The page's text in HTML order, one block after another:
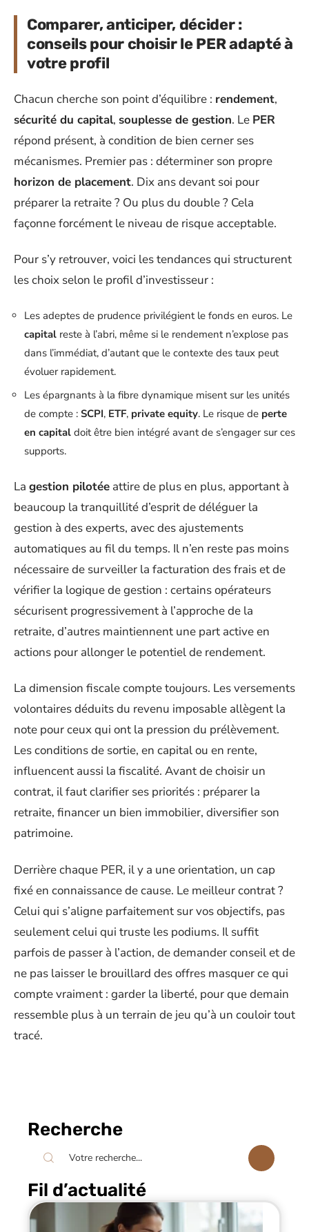
Comparer, anticiper, décider :
conseils pour choisir le PER adapté à
votre profil
Chacun cherche son point d’équilibre : rendement,
sécurité du capital, souplesse de gestion. Le PER
répond présent, à condition de bien cerner ses
mécanismes. Premier pas : déterminer son propre
horizon de placement. Dix ans devant soi pour
préparer la retraite ? Ou plus du double ? Cela
façonne forcément le niveau de risque acceptable.
Pour s’y retrouver, voici les tendances qui structurent
les choix selon le profil d’investisseur :
Les adeptes de prudence privilégient le fonds en euros. Le
capital reste à l’abri, même si le rendement n’explose pas
dans l’immédiat, d’autant que le contexte des taux peut
évoluer rapidement.
Les épargnants à la fibre dynamique misent sur les unités
de compte : SCPI, ETF, private equity. Le risque de perte
en capital doit être bien intégré avant de s’engager sur ces
supports.
La gestion pilotée attire de plus en plus, apportant à
beaucoup la tranquillité d’esprit de déléguer la
gestion à des experts, avec des ajustements
automatiques au fil du temps. Il n’en reste pas moins
nécessaire de surveiller la facturation des frais et de
vérifier la logique de gestion : certains opérateurs
sécurisent progressivement à l’approche de la
retraite, d’autres maintiennent une part active en
actions pour allonger le potentiel de rendement.
La dimension fiscale compte toujours. Les versements
volontaires déduits du revenu imposable allègent la
note pour ceux qui ont la pression du prélèvement.
Les conditions de sortie, en capital ou en rente,
influencent aussi la fiscalité. Avant de choisir un
contrat, il faut clarifier ses priorités : préparer la
retraite, financer un bien immobilier, diversifier son
patrimoine.
Derrière chaque PER, il y a une orientation, un cap
fixé en connaissance de cause. Le meilleur contrat ?
Celui qui s’aligne parfaitement sur vos objectifs, pas
seulement celui qui truste les podiums. Il suffit
parfois de passer à l’action, de demander conseil et de
ne pas laisser le brouillard des offres masquer ce qui
compte vraiment : garder la liberté, pour que demain
ressemble plus à un terrain de jeu qu’à un couloir tout
tracé.
Recherche
Fil d’actualité